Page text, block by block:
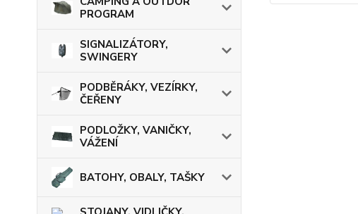
PROGRAM
SIGNALIZÁTORY,
SWINGERY
PODBĚRÁKY, VEZÍRKY,
ČEŘENY
PODLOŽKY, VANIČKY,
VÁŽENÍ
BATOHY, OBALY, TAŠKY